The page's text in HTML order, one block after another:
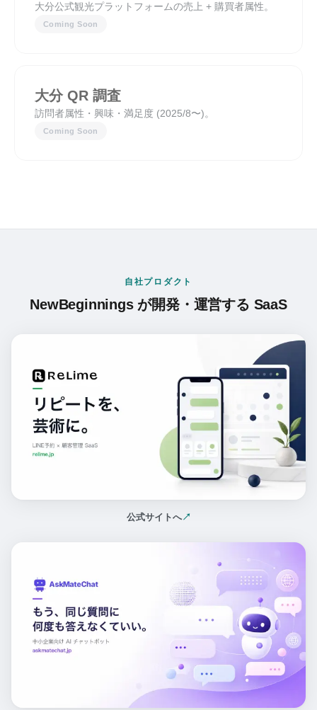
大分公式観光プラットフォームの売上 + 購買者属性。
Coming Soon
大分 QR 調査
訪問者属性・興味・満足度 (2025/8〜)。
Coming Soon
自社プロダクト
NewBeginnings が開発・運営する SaaS
公式サイトへ↗
（新しいタブで開く）